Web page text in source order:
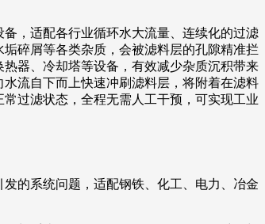
，适配各行业循环水大流量、连续化的过滤
碎屑等各类杂质，会被滤料层的孔隙精准拦
器、冷却塔等设备，有效减少杂质沉积带来
流自下而上快速冲刷滤料层，将附着在滤料
过滤状态，全程无需人工干预，可实现工业
的系统问题，适配钢铁、化工、电力、冶金